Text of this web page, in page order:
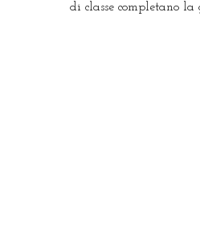
di classe completano